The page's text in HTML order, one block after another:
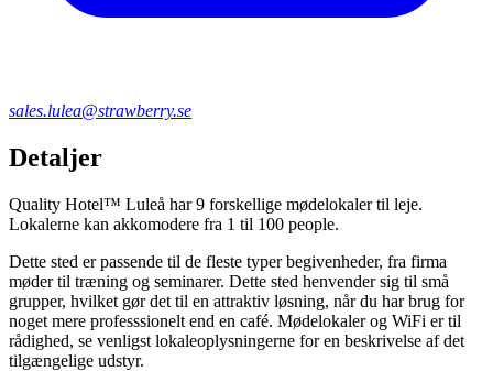
sales.lulea@strawberry.se
Detaljer
Quality Hotel™ Luleå har 9 forskellige mødelokaler til leje.
Lokalerne kan akkomodere fra 1 til 100 people.
Dette sted er passende til de fleste typer begivenheder, fra firma
møder til træning og seminarer. Dette sted henvender sig til små
grupper, hvilket gør det til en attraktiv løsning, når du har brug for
noget mere professsionelt end en café. Mødelokaler og WiFi er til
rådighed, se venligst lokaleoplysningerne for en beskrivelse af det
tilgængelige udstyr.